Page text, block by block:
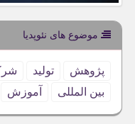
موضوع های نئوپدیا
پژوهش تولید
بین المللی
آموزش